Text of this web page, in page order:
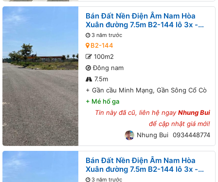
Bán Đất Nền Điện Âm Nam Hòa
Xuân đường 7.5m B2-144 lô 3x -
Gần cầu Minh Mạng, Gần Sông Cổ
Cò
3 năm trước
B2-144
100m2
Đông nam
7.5m
+ Gần cầu Minh Mạng, Gần Sông Cổ Cò
+ Mé hố ga
Tin này đã cũ, liên hệ ngayNhung Bui
để cập nhật giá mới!
Nhung Bui 0934448774
Bán Đất Nền Điện Âm Nam Hòa
Xuân đường 7.5m B2-144 lô 3x -
Gần cầu Minh Mạng, Gần Sông Cổ
3 năm trước